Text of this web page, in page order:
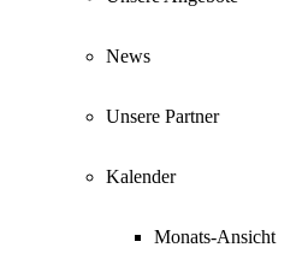
News
Unsere Partner
Kalender
Monats-Ansicht